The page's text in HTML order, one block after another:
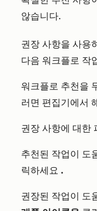
않습니다.
권장 사항을 사용
다음 워크플로 작
워크플로 추천을
러면 편집기에서
권장 사항에 대한
추천된 작업이 도
릭하세요 .
권장된 작업이 도